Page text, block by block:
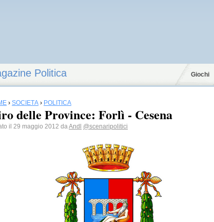
Politica Giochi
› SOCIETÀ › POLITICA
delle Province: Forlì - Cesena
il 29 maggio 2012 daAndl @scenaripolitici